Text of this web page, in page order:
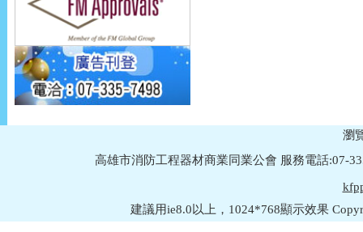
瀏
高雄市消防工程器材商業同業公會 服務電話:07-
建議用ie8.0以上，1024*768顯示效果